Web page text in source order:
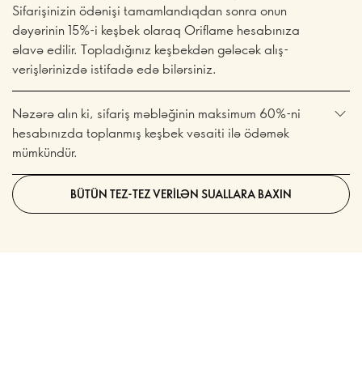
Sifarişinizin ödənişi tamamlandıqdan sonra onun
dəyərinin 15%-i keşbek olaraq Oriflame hesabınıza
əlavə edilir. Topladığınız keşbekdən gələcək alış-
verişlərinizdə istifadə edə bilərsiniz.
Nəzərə alın ki, sifariş məbləğinin maksimum 60%-ni
hesabınızda toplanmış keşbek vəsaiti ilə ödəmək
mümkündür.
BÜTÜN TEZ-TEZ VERILƏN SUALLARA BAXIN